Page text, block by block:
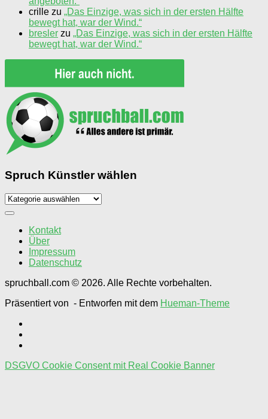
crille zu „Das Einzige, was sich in der ersten Hälfte
bewegt hat, war der Wind.“
bresler zu „Das Einzige, was sich in der ersten Hälfte
bewegt hat, war der Wind.“
Spruch Künstler wählen
Spruch
Kontakt
Über
Impressum
Datenschutz
spruchball.com © 2026. Alle Rechte vorbehalten.
Präsentiert von - Entworfen mit dem Hueman-Theme
DSGVO Cookie Consent mit Real Cookie Banner